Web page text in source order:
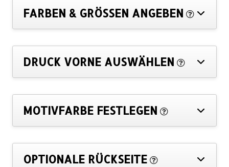
FARBEN & GRÖSSEN ANGEBEN
DRUCK VORNE AUSWÄHLEN
MOTIVFARBE FESTLEGEN
OPTIONALE RÜCKSEITE